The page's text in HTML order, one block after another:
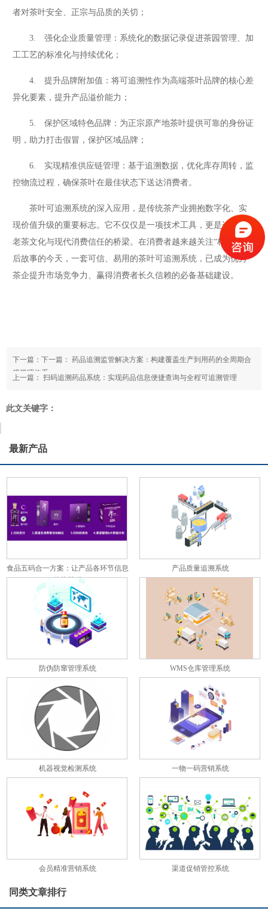
者对茶叶安全、正宗与品质的关切；
3. 强化企业质量管理：系统化的数据记录促进茶园管理、加
工工艺的标准化与持续优化；
4. 提升品牌附加值：将可追溯性作为高端茶叶品牌的核心差
异化要素，提升产品溢价能力；
5. 保护区域特色品牌：为正宗原产地茶叶提供可靠的身份证
明，助力打击假冒，保护区域品牌；
6. 实现精准供应链管理：基于追溯数据，优化库存周转，监
控物流过程，确保茶叶在最佳状态下送达消费者。
茶叶可追溯系统的深入应用，是传统茶产业拥抱数字化、实
现价值升级的重要标志。它不仅仅是一项技术工具，更是连接古
老茶文化与现代消费信任的桥梁。在消费者越来越关注“杯中茶”背
后故事的今天，一套可信、易用的茶叶可追溯系统，已成为优秀
茶企提升市场竞争力、赢得消费者长久信赖的必备基础建设。
下一篇：下一篇：药品追溯监管解决方案：构建覆盖生产到用药的全周期合
规管理体系
上一篇：扫码追溯药品系统：实现药品信息便捷查询与全程可追溯管理
此文关键字：
最新产品
食品五码合一方案：让产品各环节信息
彼此关联
产品质量追溯系统
防伪防窜管理系统 WMS仓库管理系统
机器视觉检测系统 一物一码营销系统
会员精准营销系统 渠道促销管控系统
同类文章排行